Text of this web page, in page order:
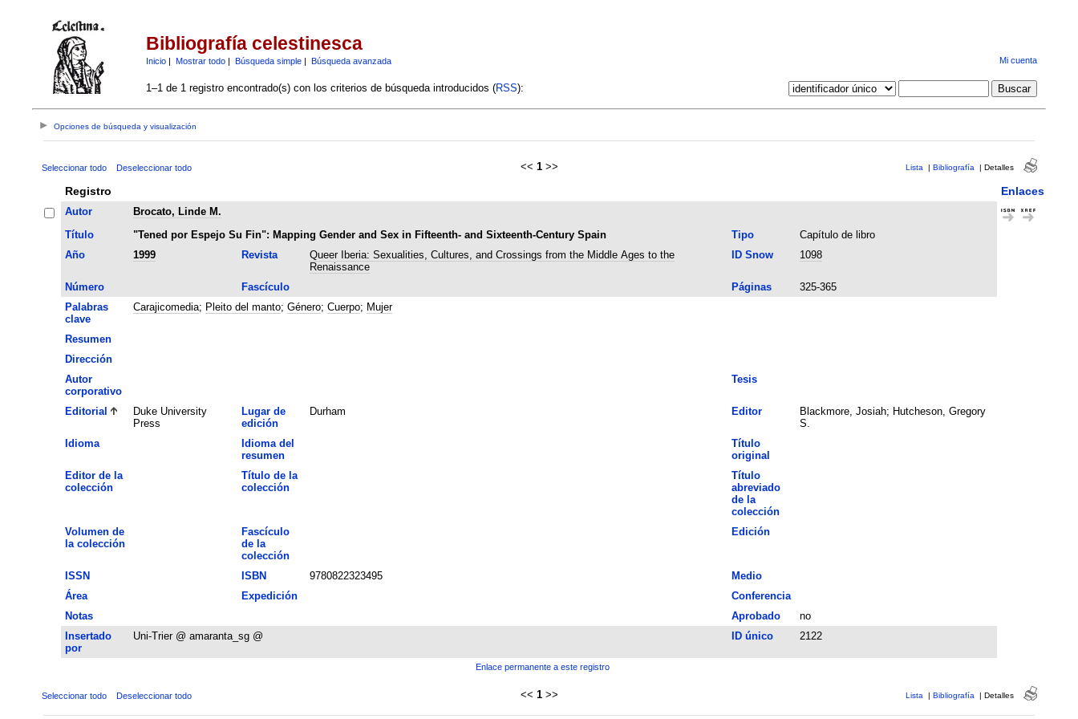
Bibliografía celestinesca
Inicio| Mostrar todo| Búsqueda simple| Búsqueda avanzada Mi cuenta
1–1 de 1 registro encontrado(s) con los criterios de búsqueda introducidos (RSS):
Opciones de búsqueda y visualización
Seleccionar todo Deseleccionar todo << 1 >> Lista | Bibliografía | Detalles
Registro Enlaces
Autor
Brocato, Linde M.
Título
"Tened por Espejo Su Fin": Mapping Gender and Sex in Fifteenth- and Sixteenth-Century Spain Tipo
Capítulo de libro
Año
1999 Revista
Queer Iberia: Sexualities, Cultures, and Crossings from the Middle Ages to the
Renaissance
ID Snow 1098
Número Fascículo Páginas
325-365
Palabras
clave
Carajicomedia; Pleito del manto; Género; Cuerpo; Mujer
Resumen
Dirección
Autor
corporativo
Tesis
Editorial
Duke University
Press
Lugar de
edición
Durham Editor
Blackmore, Josiah; Hutcheson, Gregory
S.
Idioma
Idioma del
resumen
Título
original
Editor de la
colección
Título de la
colección
Título
abreviado
de la
colección
Volumen de
la colección
Fascículo
de la
colección
Edición
ISSN ISBN 9780822323495
Medio
Área
Expedición
Conferencia
Notas
Aprobado
no
Insertado
por
Uni-Trier @ amaranta_sg @ ID único 2122
Enlace permanente a este registro
Seleccionar todo Deseleccionar todo << 1 >> Lista | Bibliografía | Detalles